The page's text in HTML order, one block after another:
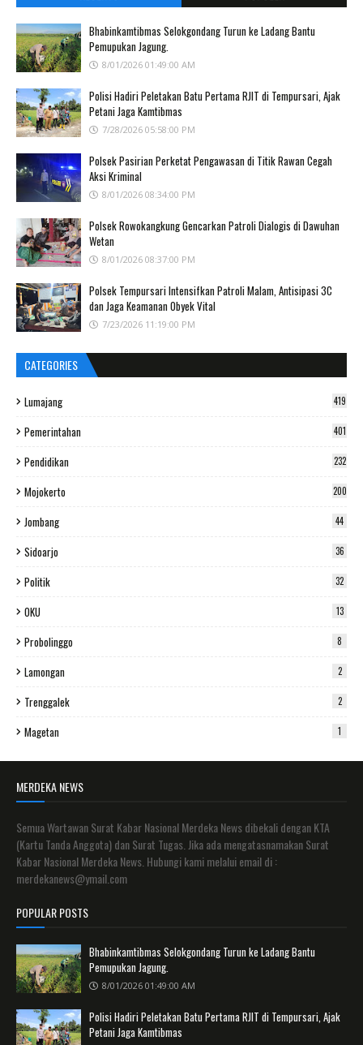
Bhabinkamtibmas Selokgondang Turun ke Ladang Bantu
Pemupukan Jagung.
8/01/2026 01:49:00 AM
Polisi Hadiri Peletakan Batu Pertama RJIT di Tempursari, Ajak
Petani Jaga Kamtibmas
7/28/2026 05:58:00 PM
Polsek Pasirian Perketat Pengawasan di Titik Rawan Cegah
Aksi Kriminal
8/01/2026 08:34:00 PM
Polsek Rowokangkung Gencarkan Patroli Dialogis di Dawuhan
Wetan
8/01/2026 08:37:00 PM
Polsek Tempursari Intensifkan Patroli Malam, Antisipasi 3C
dan Jaga Keamanan Obyek Vital
7/23/2026 11:19:00 PM
CATEGORIES
Lumajang 419
Pemerintahan 401
Pendidikan 232
Mojokerto 200
Jombang 44
Sidoarjo 36
Politik 32
OKU 13
Probolinggo 8
Lamongan 2
Trenggalek 2
Magetan 1
MERDEKA NEWS
Semua Wartawan Surat Kabar Nasional Merdeka News dibekali dengan KTA
(Kartu Tanda Anggota) dan Surat Tugas. Jika ada mengatasnamakan Surat
Kabar Nasional Merdeka News. Hubungi kami melalui email di :
merdekanews@ymail.com
POPULAR POSTS
Bhabinkamtibmas Selokgondang Turun ke Ladang Bantu
Pemupukan Jagung.
8/01/2026 01:49:00 AM
Polisi Hadiri Peletakan Batu Pertama RJIT di Tempursari, Ajak
Petani Jaga Kamtibmas